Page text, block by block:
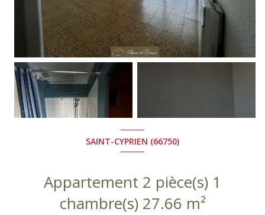
SAINT-CYPRIEN (66750)
Appartement 2 pièce(s) 1
chambre(s) 27.66 m²